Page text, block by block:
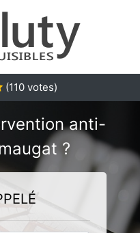
(110 votes)
anti-
?